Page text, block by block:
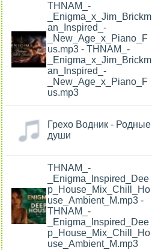
THNAM_-
_Enigma_x_Jim_Brickm
an_Inspired_-
_New_Age_x_Piano_F
us.mp3 - THNAM_-
_Enigma_x_Jim_Brickm
an_Inspired_-
_New_Age_x_Piano_F
us.mp3
Грехо Водник - Родные
души
THNAM_-
_Enigma_Inspired_Dee
p_House_Mix_Chill_Ho
use_Ambient_M.mp3 -
THNAM_-
_Enigma_Inspired_Dee
p_House_Mix_Chill_Ho
use_Ambient_M.mp3